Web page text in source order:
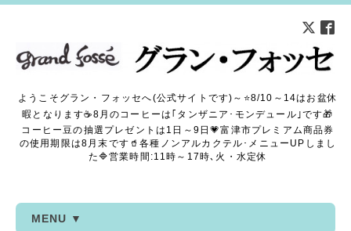
ようこそグラン・フォッセへ(公式サイトです)～⭐8/10～14はお盆休
暇となります☕8月のコーヒーは｢タンザニア･モンデュール｣です🎁
コーヒー豆の抽選プレゼントは1日～9日💗富津市プレミアム商品券
の使用期限は8月末です🥤各種ノンアルカクテル･メニューUPしまし
た🔷営業時間:11時～17時､火・水定休
MENU ▼